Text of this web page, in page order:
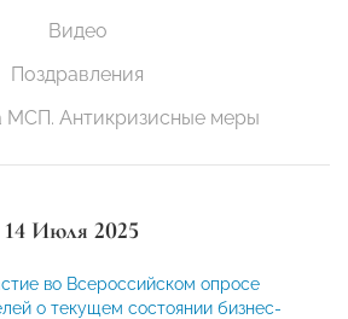
Видео
Поздравления
МСП. Антикризисные меры
14 Июля 2025
во Всероссийском опросе
о текущем состоянии бизнес-